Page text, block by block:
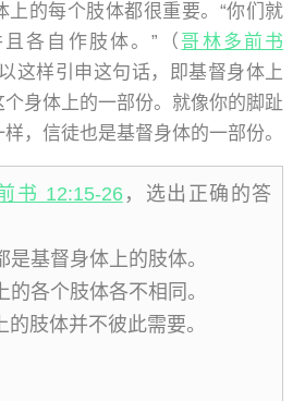
上的每个肢体都很重要。“你们就
各自作肢体。”（ 哥林多前书
这样引申这句话，即基督身体上
身体上的一部份。就像你的脚趾
，信徒也是基督身体的一部份。
书 12:15-26，选出正确的答
是基督身体上的肢体。
的各个肢体各不相同。
肢体并不彼此需要。